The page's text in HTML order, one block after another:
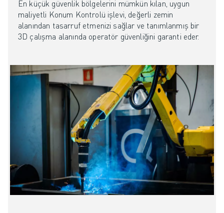
FANUC AKADEMI
ENDÜSTRILER IÇIN ÇÖZÜMLER
EĞITIM IÇIN ÇÖZÜMLER
WORLDSKILLS & GENÇ YETENEKLER
HABERLER & MEDYA
ETKINLIKLER
EĞITIM ETKINLIKLERI
SÜRDÜRÜLEBILIRLIK
KARIYER
FANUC ILE GELECEĞINIZI ŞEKILLENDIRIN
En küçük güvenlik bölgelerini mümkün kılan, uygun
maliyetli Konum Kontrolü işlevi, değerli zemin
alanından tasarruf etmenizi sağlar ve tanımlanmış bir
3D çalışma alanında operatör güvenliğini garanti eder.